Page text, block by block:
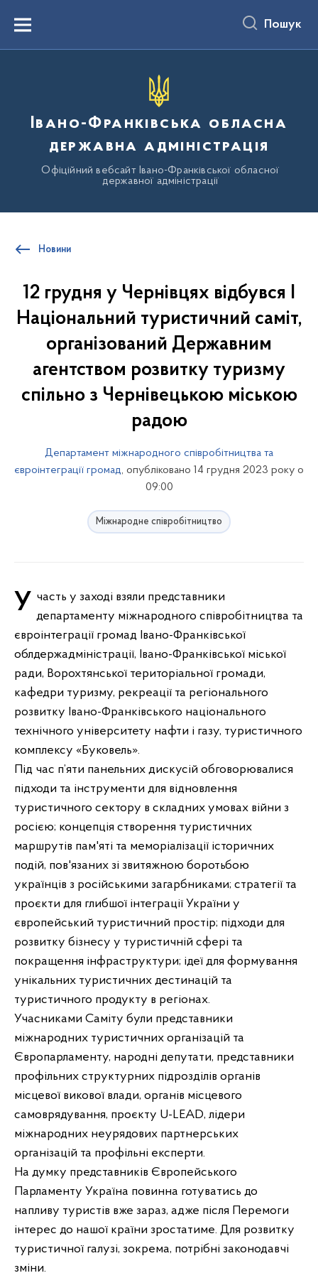
вмістуMenu Пошук
Івано-Франківська обласна
державна адміністрація
Офіційний вебсайт Івано-Франківської обласної
державної адміністрації
Новини
12 грудня у Чернівцях відбувся І
Національний туристичний саміт,
організований Державним
агентством розвитку туризму
спільно з Чернівецькою міською
радою
Департамент міжнародного співробітництва та
євроінтеграції громад, опубліковано 14 грудня 2023 року о
09:00
Міжнародне співробітництво
Участь у заході взяли представники департаменту міжнародного співробітництва та
євроінтеграції громад Івано-Франківської
облдержадміністрації, Івано-Франківської міської
ради, Ворохтянської територіальної громади,
кафедри туризму, рекреації та регіонального
розвитку Івано-Франківського національного
технічного університету нафти і газу, туристичного
комплексу «Буковель».
Під час п’яти панельних дискусій обговорювалися
підходи та інструменти для відновлення
туристичного сектору в складних умовах війни з
росією; концепція створення туристичних
маршрутів пам'яті та меморіалізації історичних
подій, пов'язаних зі звитяжною боротьбою
українців з російськими загарбниками; стратегії та
проєкти для глибшої інтеграції України у
європейський туристичний простір; підходи для
розвитку бізнесу у туристичній сфері та
покращення інфраструктури; ідеї для формування
унікальних туристичних дестинацій та
туристичного продукту в регіонах.
Учасниками Саміту були представники
міжнародних туристичних організацій та
Європарламенту, народні депутати, представники
профільних структурних підрозділів органів
місцевої викової влади, органів місцевого
самоврядування, проєкту U-LEAD, лідери
міжнародних неурядових партнерських
організацій та профільні експерти.
На думку представників Європейського
Парламенту Україна повинна готуватись до
напливу туристів вже зараз, адже після Перемоги
інтерес до нашої країни зростатиме. Для розвитку
туристичної галузі, зокрема, потрібні законодавчі
зміни.